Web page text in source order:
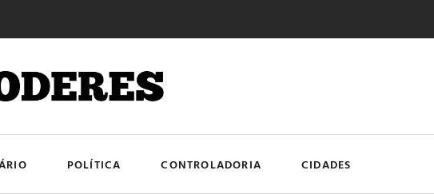
POLÍTICA CONTROLADORIA CIDADES